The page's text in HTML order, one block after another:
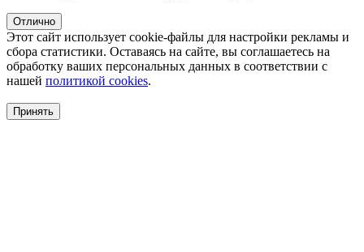
Отлично
Этот сайт использует cookie-файлы для настройки рекламы и
сбора статистики. Оставаясь на сайте, вы соглашаетесь на
обработку ваших персональных данных в соответствии с
нашей политикой cookies.
Принять